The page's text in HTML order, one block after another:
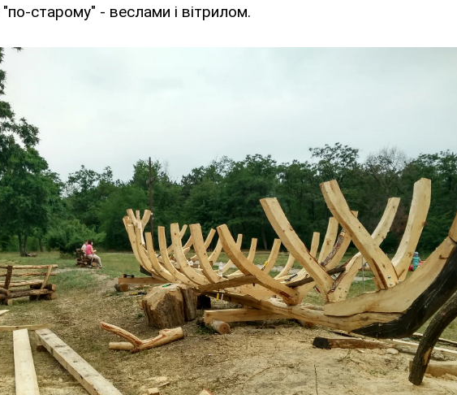
старому" - веслами і вітрилом.